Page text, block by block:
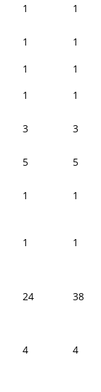
1
1
1
1
1
1
1
1
3
3
5
5
1
1
1 1
24 38
4 4